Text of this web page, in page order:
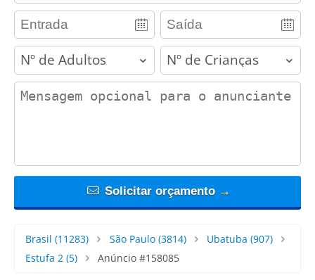
adults children
contact_message
Solicitar orçamento →
Brasil (11283) São Paulo(3814) Ubatuba (907)
Estufa 2 (5) Anúncio #158085